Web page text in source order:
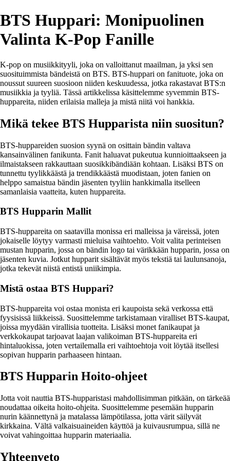
BTS Huppari: Monipuolinen
Valinta K-Pop Fanille
K-pop on musiikkityyli, joka on valloittanut maailman, ja yksi sen
suosituimmista bändeistä on BTS. BTS-huppari on fanituote, joka on
noussut suureen suosioon niiden keskuudessa, jotka rakastavat BTS:n
musiikkia ja tyyliä. Tässä artikkelissa käsittelemme syvemmin BTS-
huppareita, niiden erilaisia malleja ja mistä niitä voi hankkia.
Mikä tekee BTS Hupparista niin suositun?
BTS-huppareiden suosion syynä on osittain bändin valtava
kansainvälinen fanikunta. Fanit haluavat pukeutua kunnioittaakseen ja
ilmaistakseen rakkauttaan suosikkibändiään kohtaan. Lisäksi BTS on
tunnettu tyylikkäästä ja trendikkäästä muodistaan, joten fanien on
helppo samaistua bändin jäsenten tyyliin hankkimalla itselleen
samanlaisia vaatteita, kuten huppareita.
BTS Hupparin Mallit
BTS-huppareita on saatavilla monissa eri malleissa ja väreissä, joten
jokaiselle löytyy varmasti mieluisa vaihtoehto. Voit valita perinteisen
mustan hupparin, jossa on bändin logo tai värikkään hupparin, jossa on
jäsenten kuvia. Jotkut hupparit sisältävät myös tekstiä tai laulunsanoja,
jotka tekevät niistä entistä uniikimpia.
Mistä ostaa BTS Huppari?
BTS-huppareita voi ostaa monista eri kaupoista sekä verkossa että
fyysisissä liikkeissä. Suosittelemme tarkistamaan viralliset BTS-kaupat,
joissa myydään virallisia tuotteita. Lisäksi monet fanikaupat ja
verkkokaupat tarjoavat laajan valikoiman BTS-huppareita eri
hintaluokissa, joten vertailemalla eri vaihtoehtoja voit löytää itsellesi
sopivan hupparin parhaaseen hintaan.
BTS Hupparin Hoito-ohjeet
Jotta voit nauttia BTS-hupparistasi mahdollisimman pitkään, on tärkeää
noudattaa oikeita hoito-ohjeita. Suosittelemme pesemään hupparin
nurin käännettynä ja matalassa lämpötilassa, jotta värit säilyvät
kirkkaina. Vältä valkaisuaineiden käyttöä ja kuivausrumpua, sillä ne
voivat vahingoittaa hupparin materiaalia.
Yhteenveto